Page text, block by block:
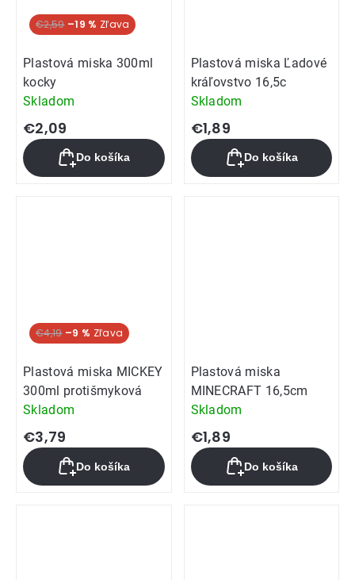
€2,59 –19 %
Plastová miska 300ml
kocky
Skladom
€2,09
Do košíka
Plastová miska Ľadové
kráľovstvo 16,5c
Skladom
€1,89
Do košíka
€4,19 –9 %
Plastová miska MICKEY
300ml protišmyková
Skladom
€3,79
Do košíka
Plastová miska
MINECRAFT 16,5cm
Skladom
€1,89
Do košíka